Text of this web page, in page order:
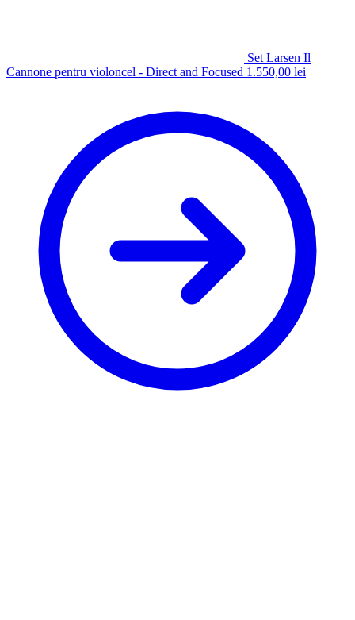
Set Larsen Il
Cannone pentru violoncel - Direct and Focused 1.550,00 lei